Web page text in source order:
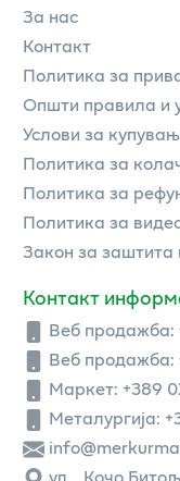
За нас
Контакт
Политика за
Општи правила и
Услови за
Политика за
Политика за
Политика за
Закон за
Контакт
Веб продажба:
Веб продажба:
Маркет: +389
Металургија: